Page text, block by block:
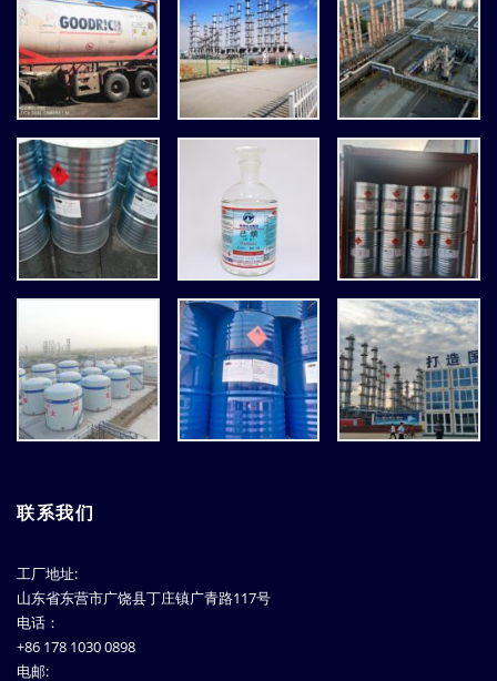
联系我们
工厂地址:
山东省东营市广饶县丁庄镇广青路117号
电话：
+86 178 1030 0898
电邮: